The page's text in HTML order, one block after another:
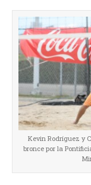
Kevin Rodríguez y
bronce por la